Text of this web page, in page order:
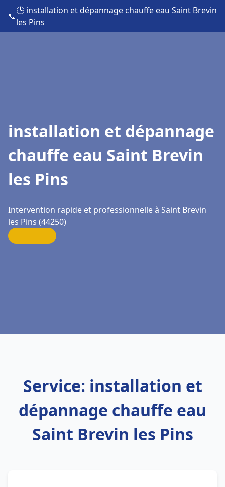
📞
🕒 installation et dépannage chauffe eau Saint Brevin
les Pins
installation et dépannage
chauffe eau Saint Brevin
les Pins
Intervention rapide et professionnelle à Saint Brevin
les Pins (44250)
Service: installation et
dépannage chauffe eau
Saint Brevin les Pins